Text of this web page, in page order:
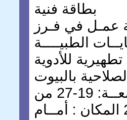
بطاقة فنية
عمـل في فـرز
للأدوية
بالبيوت
التاريخ : أيــام الجمعــة: 19-27 من
شهــر سبتمبر 2014 المكان : أمــام